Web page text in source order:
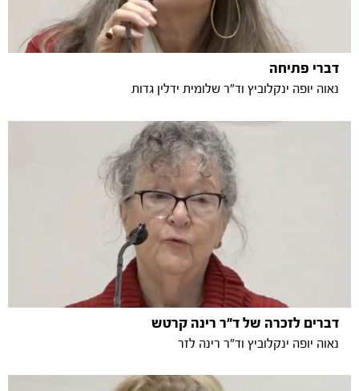
דברי פתיחה
נאוה יופה ינקלוביץ וד"ר שלומית ידלין גדות
דברים לזכרה של ד"ר רינה קרטש
נאוה יופה ינקלוביץ וד"ר רינה לזר